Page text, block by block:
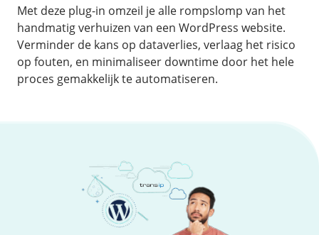
Met deze plug-in omzeil je alle rompslomp van het
handmatig verhuizen van een WordPress website.
Verminder de kans op dataverlies, verlaag het risico
op fouten, en minimaliseer downtime door het hele
proces gemakkelijk te automatiseren.